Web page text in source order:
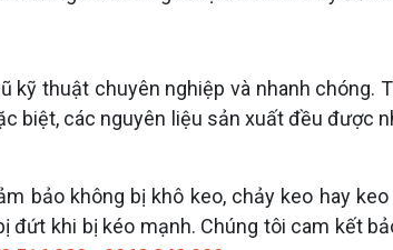
kỹ thuật chuyên nghiệp và nhanh
biệt, các nguyên liệu sản xuất đều được
bảo không bị khô keo, chảy keo hay
đứt khi bị kéo mạnh. Chúng tôi cam kết